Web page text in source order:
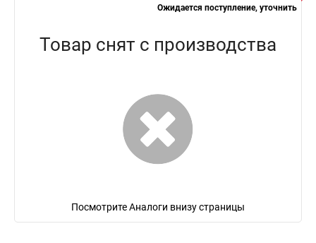
Ожидается поступление, уточнить
Товар снят с производства
Посмотрите Аналоги внизу страницы